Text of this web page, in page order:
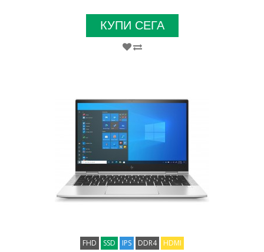
КУПИ СЕГА
FHD SSD IPS DDR4 HDMI